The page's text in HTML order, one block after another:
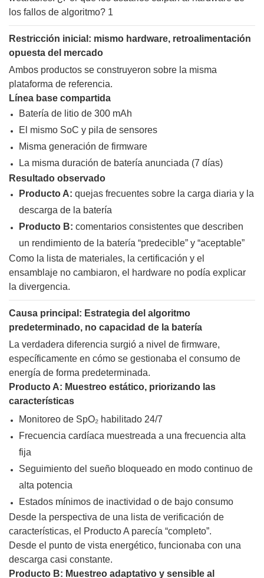
Restricción inicial: mismo hardware, retroalimentación
opuesta del mercado
Ambos productos se construyeron sobre la misma
plataforma de referencia.
Línea base compartida
Batería de litio de 300 mAh
El mismo SoC y pila de sensores
Misma generación de firmware
La misma duración de batería anunciada (7 días)
Resultado observado
Producto A: quejas frecuentes sobre la carga diaria y la
descarga de la batería
Producto B: comentarios consistentes que describen
un rendimiento de la batería “predecible” y “aceptable”
Como la lista de materiales, la certificación y el
ensamblaje no cambiaron, el hardware no podía explicar
la divergencia.
Causa principal: Estrategia del algoritmo
predeterminado, no capacidad de la batería
La verdadera diferencia surgió a nivel de firmware,
específicamente en cómo se gestionaba el consumo de
energía de forma predeterminada.
Producto A: Muestreo estático, priorizando las
características
Monitoreo de SpO₂ habilitado 24/7
Frecuencia cardíaca muestreada a una frecuencia alta
fija
Seguimiento del sueño bloqueado en modo continuo de
alta potencia
Estados mínimos de inactividad o de bajo consumo
Desde la perspectiva de una lista de verificación de
características, el Producto A parecía “completo”.
Desde el punto de vista energético, funcionaba con una
descarga casi constante.
Producto B: Muestreo adaptativo y sensible al